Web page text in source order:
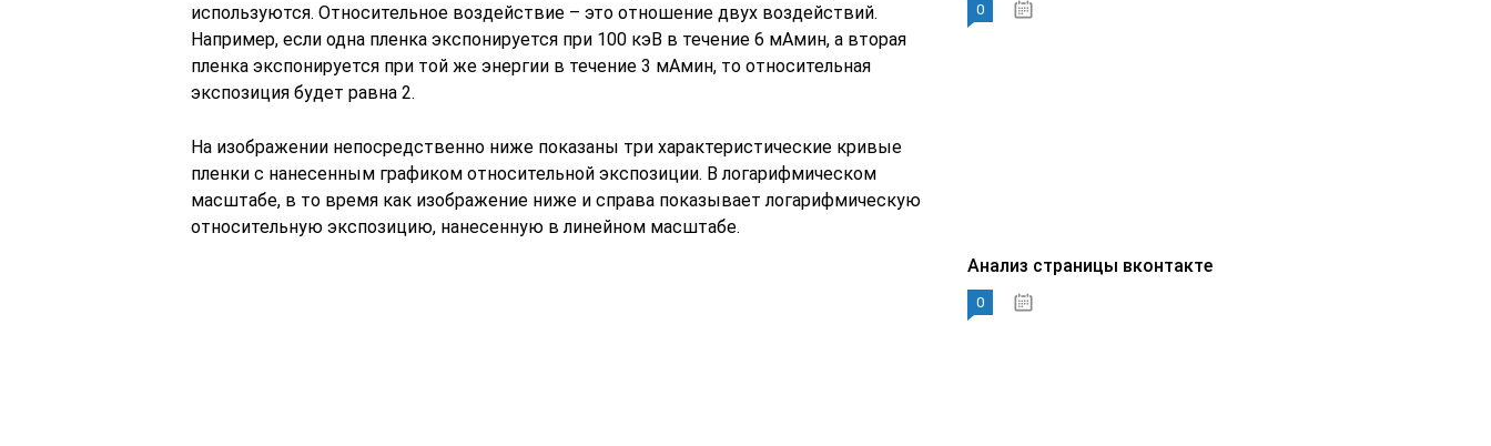
используются. Относительное воздействие – это отношение двух воздействий.
Например, если одна пленка экспонируется при 100 кэВ в течение 6 мАмин, а вторая
пленка экспонируется при той же энергии в течение 3 мАмин, то относительная
экспозиция будет равна 2.
На изображении непосредственно ниже показаны три характеристические кривые
пленки с нанесенным графиком относительной экспозиции. В логарифмическом
масштабе, в то время как изображение ниже и справа показывает логарифмическую
относительную экспозицию, нанесенную в линейном масштабе.
0
Анализ страницы вконтакте
0